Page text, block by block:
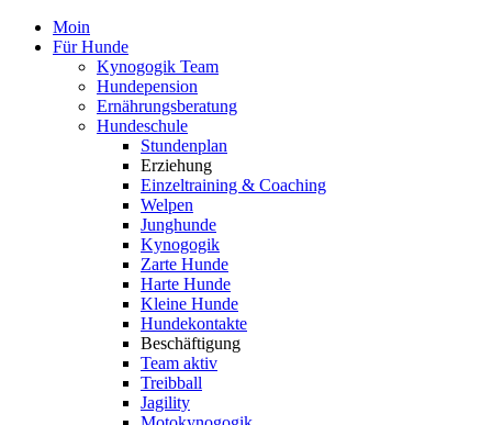
Moin
Für Hunde
Kynogogik Team
Hundepension
Ernährungsberatung
Hundeschule
Stundenplan
Erziehung
Einzeltraining & Coaching
Welpen
Junghunde
Kynogogik
Zarte Hunde
Harte Hunde
Kleine Hunde
Hundekontakte
Beschäftigung
Team aktiv
Treibball
Jagility